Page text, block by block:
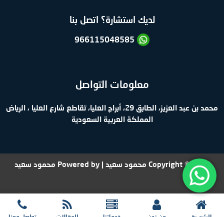
لديك استشارة؟ اتصل بنا
966115048585
معلومات التواصل
محمد بن عبد العزيز، الطابق 29، أبراج العليا، تقاطع شارع العليا ، الرياض
المملكة العربية السعودية
Copyright © 2026 محمود سعيد | Powered by محمود سعيد